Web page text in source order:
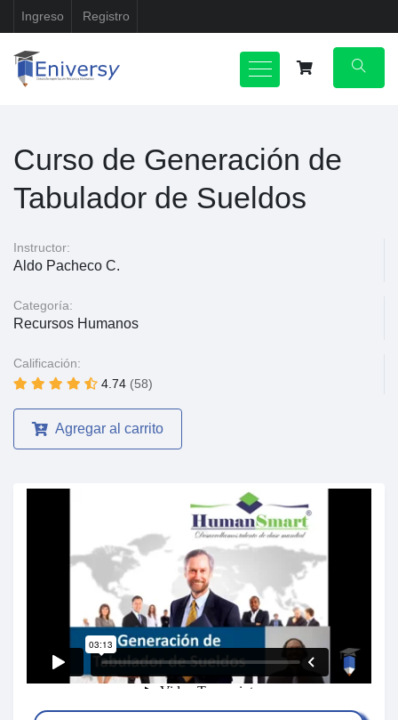
Ingreso Registro
Curso de Generación de
Tabulador de Sueldos
Instructor:
Aldo Pacheco C.
Categoría:
Recursos Humanos
Calificación:
4.74 (58)
Agregar al carrito